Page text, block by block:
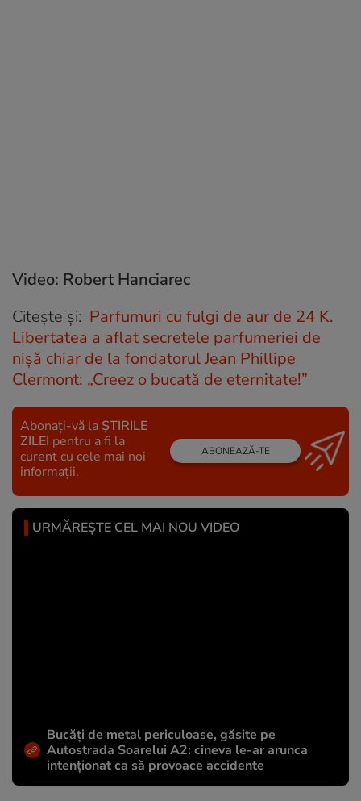
Video: Robert Hanciarec
Citește și: Parfumuri cu fulgi de aur de 24 K.
Libertatea a aflat secretele parfumeriei de
nișă chiar de la fondatorul Jean Phillipe
Clermont: „Creez o bucată de eternitate!”
Abonați-vă la ȘTIRILE
ZILEI pentru a fi la
curent cu cele mai noi
informații.
ABONEAZĂ-TE
URMĂREȘTE CEL MAI NOU VIDEO
Bucăți de metal periculoase, găsite pe
Autostrada Soarelui A2: cineva le-ar arunca
intenționat ca să provoace accidente